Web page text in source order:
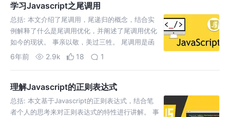
学习Javascript之尾调用
总括: 本文介绍了尾调用，尾递归的概念，结合实
例解释了什么是尾调用优化，并阐述了尾调用优化
如今的现状。 事亲以敬，美过三牲。 尾调用是函
数式编程的一个重要的概念，本篇文章就来学习下
6年前 2.9k 18 1
理解Javascript的正则表达式
总括: 本文基于Javascript的正则表达式，结合笔
者个人的思考来对正则表达式的特性进行讲解。 事